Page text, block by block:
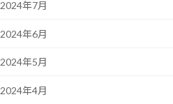
2024年7月
2024年6月
2024年5月
2024年4月